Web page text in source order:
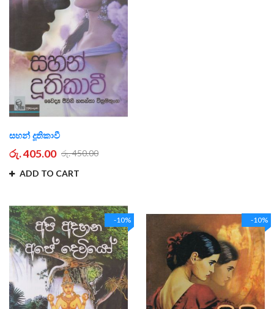
සහන් දූතිකාවී
රු. 405.00 රු. 450.00
ADD TO CART
-10% -10%